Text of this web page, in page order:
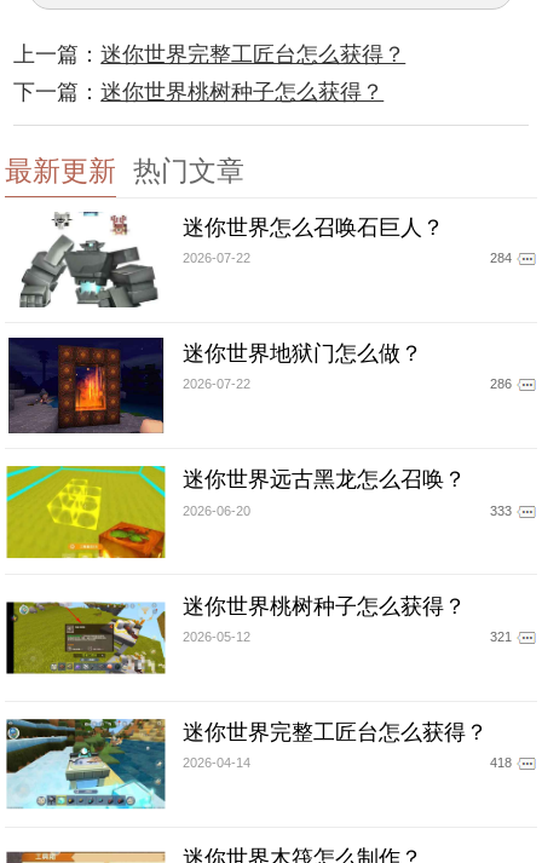
上一篇：迷你世界完整工匠台怎么获得？
下一篇：迷你世界桃树种子怎么获得？
最新更新 热门文章
迷你世界怎么召唤石巨人？
2026-07-22 284
迷你世界地狱门怎么做？
2026-07-22 286
迷你世界远古黑龙怎么召唤？
2026-06-20 333
迷你世界桃树种子怎么获得？
2026-05-12 321
迷你世界完整工匠台怎么获得？
2026-04-14 418